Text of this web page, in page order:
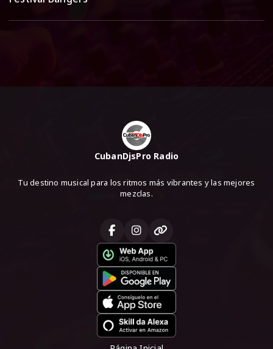
CubanDjsPro Radio
Tu destino musical para los ritmos más vibrantes y las mejores
mezclas.